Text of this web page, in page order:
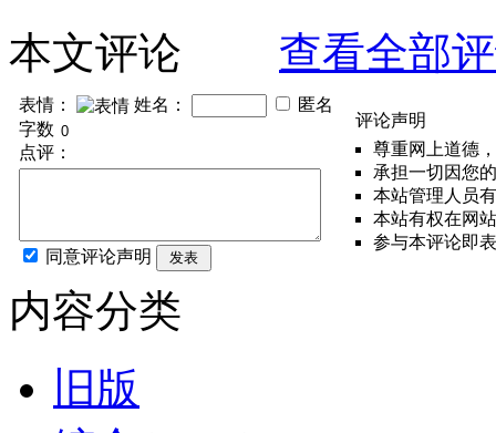
本文评论 查看全部
表情： 姓名：
匿名
字数
点评：
同意评论声明 发表
评论声明
尊重网上道德
承担一切因您
本站管理人员
本站有权在网
参与本评论即
内容分类
旧版